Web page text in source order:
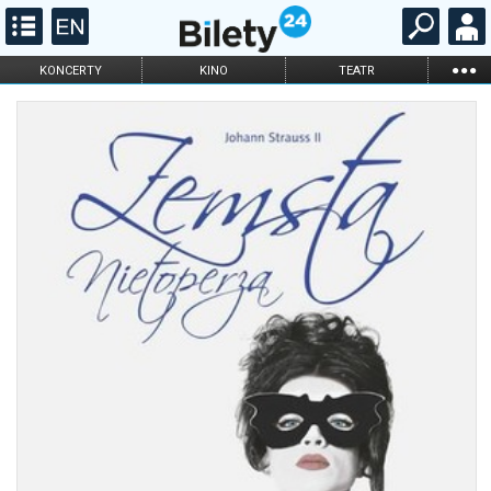
KONCERTY KINO TEATR ...
FILHARMONIA OPERA I BALET
ONLINE KARNETY